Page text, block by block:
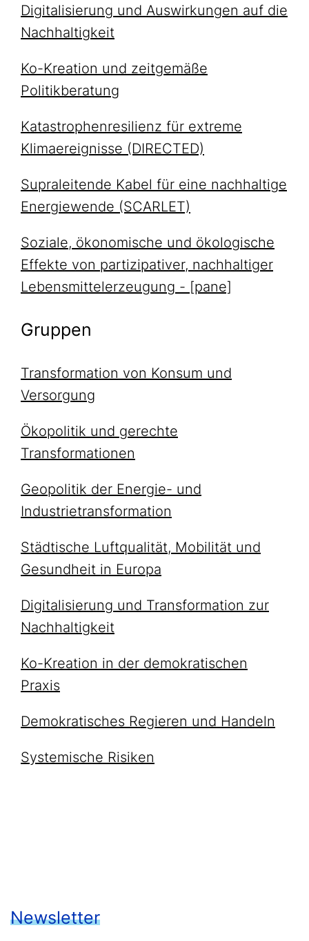
Digitalisierung und Auswirkungen auf die
Nachhaltigkeit
Ko-Kreation und zeitgemäße
Politikberatung
Katastrophenresilienz für extreme
Klimaereignisse (DIRECTED)
Supraleitende Kabel für eine nachhaltige
Energiewende (SCARLET)
Soziale, ökonomische und ökologische
Effekte von partizipativer, nachhaltiger
Lebensmittelerzeugung - [pane]
Gruppen
Transformation von Konsum und
Versorgung
Ökopolitik und gerechte
Transformationen
Geopolitik der Energie- und
Industrietransformation
Städtische Luftqualität, Mobilität und
Gesundheit in Europa
Digitalisierung und Transformation zur
Nachhaltigkeit
Ko-Kreation in der demokratischen
Praxis
Demokratisches Regieren und Handeln
Systemische Risiken
Newsletter